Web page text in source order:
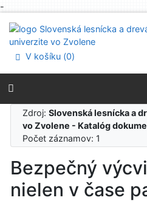
-
Prejsť na menu
Prehlásenie o webovej
V košíku (0)
Zdroj:Slovenská lesnícka a
vo Zvolene - Katalóg
Počet záznamov: 1
Bezpečný
nielen v čase